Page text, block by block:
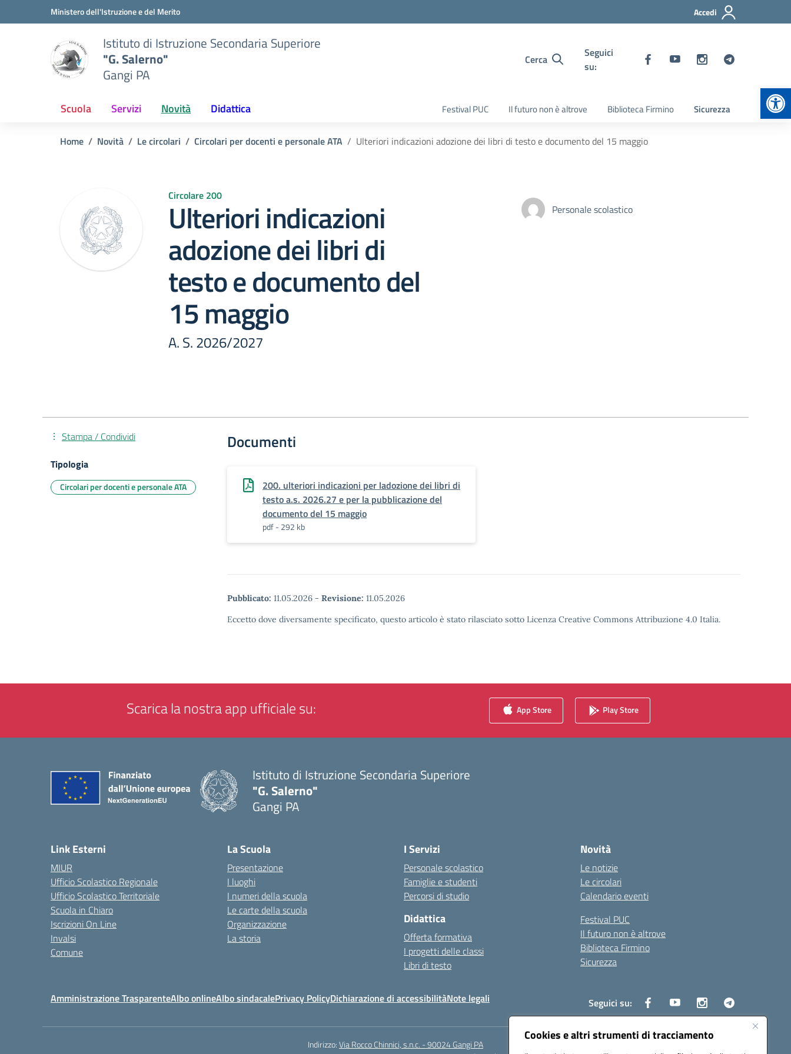
Cookies e altri strumenti di tracciamento
Vai ai contenuti
Vai al menu di navigazioneMinistero dell'Istruzione e del Merito Accedi
Istituto di Istruzione Secondaria Superiore
"G. Salerno"
Gangi PA
Cerca
Seguici
su:
Scuola Servizi Novità Didattica Festival PUC Il futuro non è altrove Biblioteca Firmino Sicurezza
Home Novità Le circolari Circolari per docenti e personale ATA Ulteriori indicazioni adozione dei libri di testo e documento del 15 maggio
Circolare 200
Ulteriori indicazioni
adozione dei libri di
testo e documento del
15 maggio
A. S. 2026/2027
Personale scolastico
Documenti
200. ulteriori indicazioni per ladozione dei libri di
testo a.s. 2026.27 e per la pubblicazione del
documento del 15 maggio
pdf - 292 kb
Pubblicato: 11.05.2026 - Revisione: 11.05.2026
Eccetto dove diversamente specificato, questo articolo è stato rilasciato sotto Licenza Creative Commons Attribuzione 4.0 Italia.
Stampa / Condividi
Tipologia
Circolari per docenti e personale ATA
Scarica la nostra app ufficiale su: App Store Play Store
Istituto di Istruzione Secondaria Superiore
"G. Salerno"
Gangi PA
Link Esterni
MIUR
Ufficio Scolastico Regionale
Ufficio Scolastico Territoriale
Scuola in Chiaro
Iscrizioni On Line
Invalsi
Comune
La Scuola
Presentazione
I luoghi
I numeri della scuola
Le carte della scuola
Organizzazione
La storia
I Servizi
Personale scolastico
Famiglie e studenti
Percorsi di studio
Didattica
Offerta formativa
I progetti delle classi
Libri di testo
Novità
Le notizie
Le circolari
Calendario eventi
Festival PUC
Il futuro non è altrove
Biblioteca Firmino
Sicurezza
Amministrazione TrasparenteAlbo onlineAlbo sindacalePrivacy PolicyDichiarazione di accessibilitàNote legali Seguici su:
Indirizzo:Via Rocco Chinnici, s.n.c. - 90024 Gangi PA